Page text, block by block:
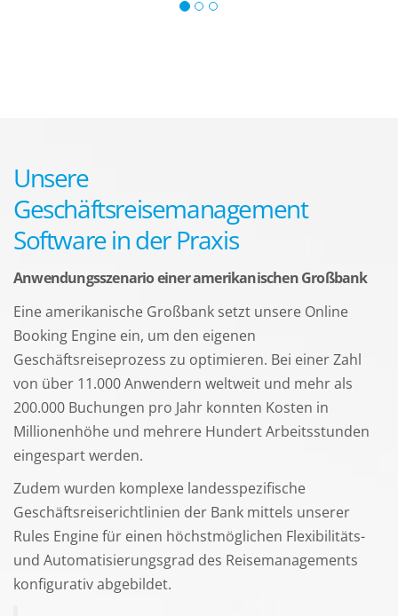
Unsere
Geschäftsreisemanagement
Software in der Praxis
Anwendungsszenario einer amerikanischen Großbank
Eine amerikanische Großbank setzt unsere Online
Booking Engine ein, um den eigenen
Geschäftsreiseprozess zu optimieren. Bei einer Zahl
von über 11.000 Anwendern weltweit und mehr als
200.000 Buchungen pro Jahr konnten Kosten in
Millionenhöhe und mehrere Hundert Arbeitsstunden
eingespart werden.
Zudem wurden komplexe landesspezifische
Geschäftsreiserichtlinien der Bank mittels unserer
Rules Engine für einen höchstmöglichen Flexibilitäts-
und Automatisierungsgrad des Reisemanagements
konfigurativ abgebildet.